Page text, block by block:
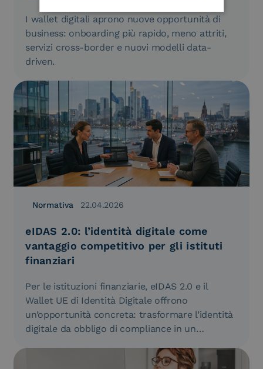
I wallet digitali aprono nuove opportunità di
business: onboarding più rapido, meno attriti,
servizi cross-border e nuovi modelli data-
driven.
Normativa 22.04.2026
eIDAS 2.0: l’identità digitale come
vantaggio competitivo per gli istituti
finanziari
Per le istituzioni finanziarie, eIDAS 2.0 e il
Wallet UE di Identità Digitale offrono
un’opportunità concreta: trasformare l’identità
digitale da obbligo di compliance in un…